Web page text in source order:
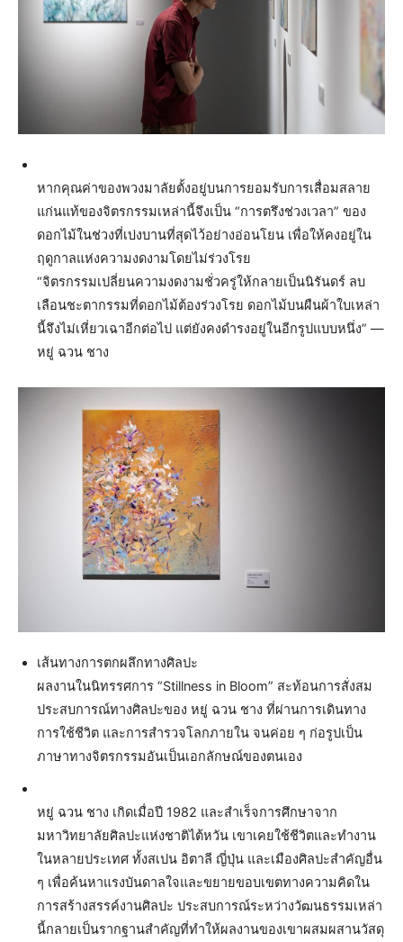
หากคุณค่าของพวงมาลัยตั้งอยู่บนการยอมรับการเสื่อมสลาย
แก่นแท้ของจิตรกรรมเหล่านี้จึงเป็น “การตรึงช่วงเวลา” ของ
ดอกไม้ในช่วงที่เบ่งบานที่สุดไว้อย่างอ่อนโยน เพื่อให้คงอยู่ใน
ฤดูกาลแห่งความงดงามโดยไม่ร่วงโรย
“จิตรกรรมเปลี่ยนความงดงามชั่วครู่ให้กลายเป็นนิรันดร์ ลบ
เลือนชะตากรรมที่ดอกไม้ต้องร่วงโรย ดอกไม้บนผืนผ้าใบเหล่า
นี้จึงไม่เหี่ยวเฉาอีกต่อไป แต่ยังคงดำรงอยู่ในอีกรูปแบบหนึ่ง” —
หยู่ ฉวน ชาง
เส้นทางการตกผลึกทางศิลปะ
ผลงานในนิทรรศการ “Stillness in Bloom” สะท้อนการสั่งสม
ประสบการณ์ทางศิลปะของ หยู่ ฉวน ชาง ที่ผ่านการเดินทาง
การใช้ชีวิต และการสำรวจโลกภายใน จนค่อย ๆ ก่อรูปเป็น
ภาษาทางจิตรกรรมอันเป็นเอกลักษณ์ของตนเอง
หยู่ ฉวน ชาง เกิดเมื่อปี 1982 และสำเร็จการศึกษาจาก
มหาวิทยาลัยศิลปะแห่งชาติไต้หวัน เขาเคยใช้ชีวิตและทำงาน
ในหลายประเทศ ทั้งสเปน อิตาลี ญี่ปุ่น และเมืองศิลปะสำคัญอื่น
ๆ เพื่อค้นหาแรงบันดาลใจและขยายขอบเขตทางความคิดใน
การสร้างสรรค์งานศิลปะ ประสบการณ์ระหว่างวัฒนธรรมเหล่า
นี้กลายเป็นรากฐานสำคัญที่ทำให้ผลงานของเขาผสมผสานวัสดุ